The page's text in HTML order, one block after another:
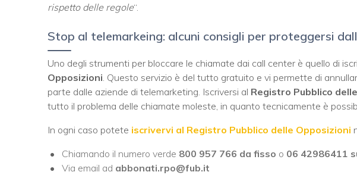
rispetto delle regole“.
Stop al telemarkeing: alcuni consigli per proteggersi
Uno degli strumenti per bloccare le chiamate dai call center è quello di
Opposizioni . Questo servizio è del tutto gratuito e vi permette di
parte dalle aziende di telemarketing. Iscriversi al Registro Pubblico
tutto il problema delle chiamate moleste, in quanto tecnicamente è
In ogni caso potete iscrivervi al Registro Pubblico delle Opposizioni
Chiamando il numero verde 800 957 766 da fisso o 06 42986411
Via email ad abbonati.rpo@fub.it